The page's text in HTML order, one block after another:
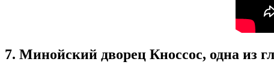
7. Минойский дворец Кноссос, одна из